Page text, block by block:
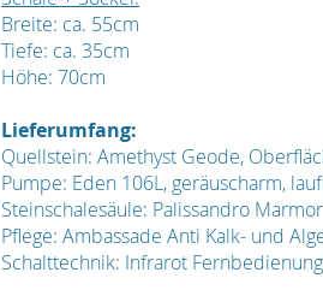
Breite: ca. 55cm
Tiefe: ca. 35cm
Höhe: 70cm
Lieferumfang:
Quellstein: Amethyst Geode,
Pumpe: Eden 106L, geräuscharm,
Steinschalesäule: Palissandro Marmor
Pflege: Ambassade Anti Kalk- und
Schalttechnik: Infrarot